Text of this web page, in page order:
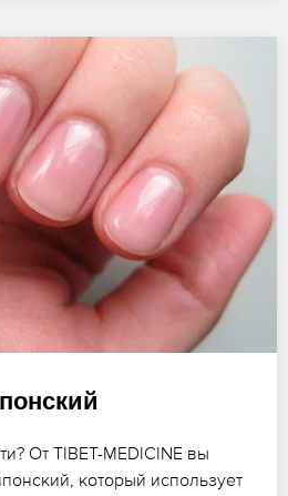
От TIBET-MEDICINE вы
который использует